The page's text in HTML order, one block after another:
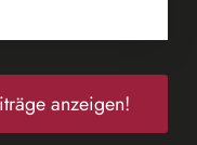
anzeigen!